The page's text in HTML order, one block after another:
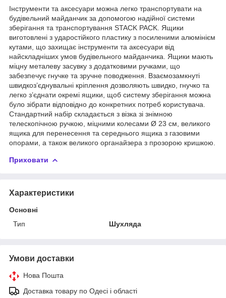
Інструменти та аксесуари можна легко транспортувати на
будівельний майданчик за допомогою надійної системи
зберігання та транспортування STACK PACK. Ящики
виготовлені з ударостійкого пластику з посиленими алюмінієм
кутами, що захищає інструменти та аксесуари від
найскладніших умов будівельного майданчика. Ящики мають
міцну металеву засувку з додатковими ручками, що
забезпечує гнучке та зручне поводження. Взаємозамкнуті
швидкоз’єднувальні кріплення дозволяють швидко, гнучко та
легко з’єднати окремі ящики, щоб систему зберігання можна
було зібрати відповідно до конкретних потреб користувача.
Стандартний набір складається з візка зі знімною
телескопічною ручкою, міцними колесами Ø 23 см, великого
ящика для перенесення та середнього ящика з газовими
опорами, а також великого органайзера з прозорою кришкою.
Приховати
Характеристики
Основні
Тип
Шухляда
Умови доставки
Нова Пошта
Доставка товару по Одесі і області